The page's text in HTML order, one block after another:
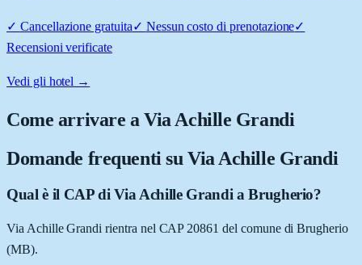
✓ Cancellazione gratuita✓ Nessun costo di prenotazione✓
Recensioni verificate
Vedi gli hotel →
Come arrivare aVia Achille Grandi
Domande frequenti su Via Achille Grandi
Qual è il CAP di Via Achille Grandi a Brugherio?
Via Achille Grandi rientra nel CAP 20861 del comune di Brugherio
(MB).